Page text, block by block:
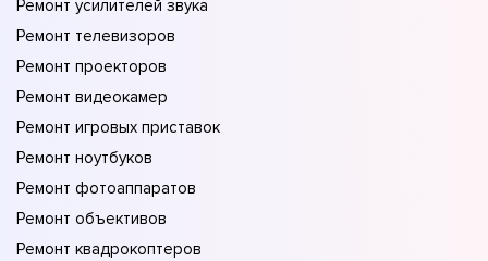
Ремонт усилителей звука
Ремонт телевизоров
Ремонт проекторов
Ремонт видеокамер
Ремонт игровых приставок
Ремонт ноутбуков
Ремонт фотоаппаратов
Ремонт объективов
Ремонт квадрокоптеров